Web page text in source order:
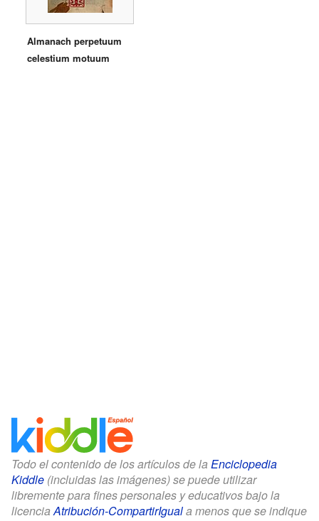
Almanach perpetuum
celestium motuum
Todo el contenido de los artículos de la Enciclopedia
Kiddle (incluidas las imágenes) se puede utilizar
libremente para fines personales y educativos bajo la
licenciaAtribución-CompartirIguala menos que se indique